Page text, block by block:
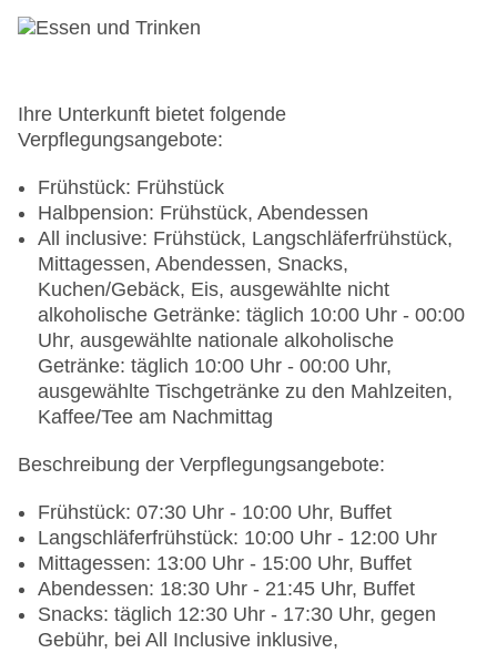
Ihre Unterkunft bietet folgende
Verpflegungsangebote:
Frühstück: Frühstück
Halbpension: Frühstück, Abendessen
All inclusive: Frühstück, Langschläferfrühstück,
Mittagessen, Abendessen, Snacks,
Kuchen/Gebäck, Eis, ausgewählte nicht
alkoholische Getränke: täglich 10:00 Uhr - 00:00
Uhr, ausgewählte nationale alkoholische
Getränke: täglich 10:00 Uhr - 00:00 Uhr,
ausgewählte Tischgetränke zu den Mahlzeiten,
Kaffee/Tee am Nachmittag
Beschreibung der Verpflegungsangebote:
Frühstück: 07:30 Uhr - 10:00 Uhr, Buffet
Langschläferfrühstück: 10:00 Uhr - 12:00 Uhr
Mittagessen: 13:00 Uhr - 15:00 Uhr, Buffet
Abendessen: 18:30 Uhr - 21:45 Uhr, Buffet
Snacks: täglich 12:30 Uhr - 17:30 Uhr, gegen
Gebühr, bei All Inclusive inklusive,